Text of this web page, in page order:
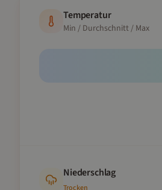
Temperatur
Min / Durchschnitt / Max
Niederschlag
Trocken